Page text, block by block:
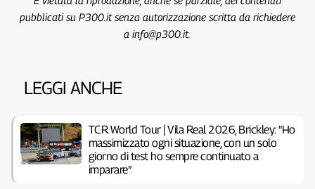
pubblicati su P300.it senza autorizzazione scritta da richiedere
a info@p300.it.
LEGGI ANCHE
TCR World Tour | Vila Real 2026, Brickley: “Ho
massimizzato ogni situazione, con un solo
giorno di test ho sempre continuato a
imparare”